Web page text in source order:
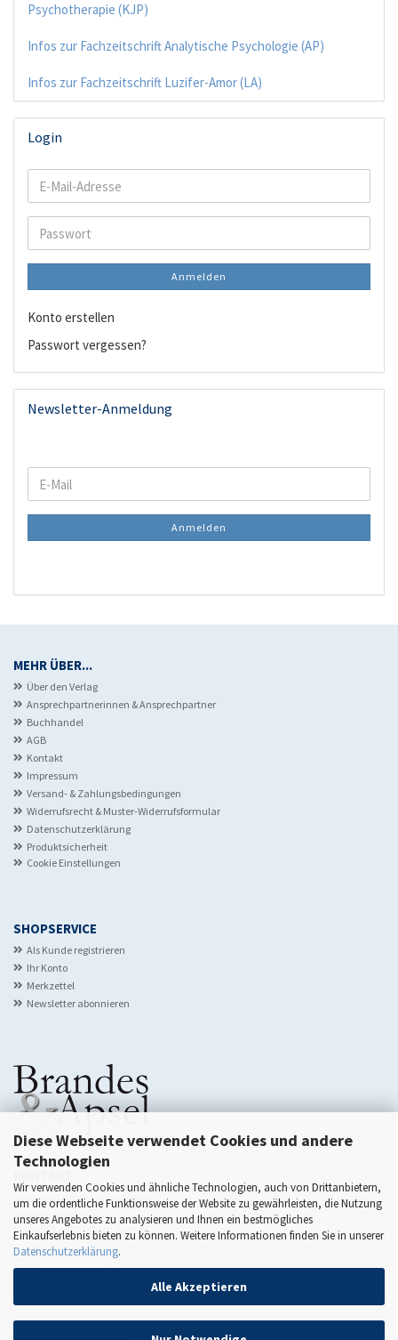
Diese Webseite verwendet Cookies und andere
Technologien
Wir verwenden Cookies und ähnliche Technologien, auch von Drittanbietern,
um die ordentliche Funktionsweise der Website zu gewährleisten, die Nutzung
unseres Angebotes zu analysieren und Ihnen ein bestmögliches
Einkaufserlebnis bieten zu können. Weitere Informationen finden Sie in unserer
Datenschutzerklärung.
Alle Akzeptieren
Psychotherapie (KJP)
Infos zur Fachzeitschrift Analytische Psychologie (AP)
Infos zur Fachzeitschrift Luzifer-Amor (LA)
Login
E-
Mail-
Passwort
Anmelden
Konto erstellen
Passwort vergessen?
Newsletter-Anmeldung
WEITER
ZUR
NEWSLETTER-
E-
Mail
Anmelden
MEHR ÜBER...
Über den Verlag
Ansprechpartnerinnen & Ansprechpartner
Buchhandel
AGB
Kontakt
Impressum
Versand- & Zahlungsbedingungen
Widerrufsrecht & Muster-Widerrufsformular
Datenschutzerklärung
Produktsicherheit
Cookie Einstellungen
SHOPSERVICE
Als Kunde registrieren
Ihr Konto
Merkzettel
Newsletter abonnieren
Brandes & Apsel Verlag GmbH
Scheidswaldstr. 22
D-60385 Frankfurt am Main
Tel: 0049 69/272 995 17-0
Fax: 0049 69/272 995 17-10